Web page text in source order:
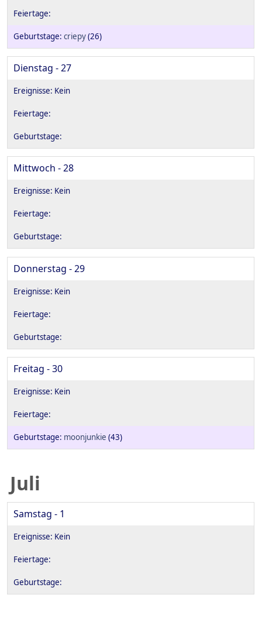
criepy(26)
Dienstag - 27
Mittwoch - 28
Donnerstag - 29
Freitag - 30
moonjunkie (43)
Juli
Samstag - 1